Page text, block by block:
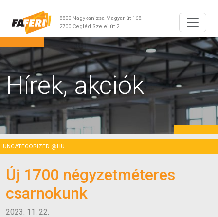
8800 Nagykanizsa Magyar út 168.
2700 Cegléd Szelei út 2.
Hírek, akciók
UNCATEGORIZED @HU
Új 1700 négyzetméteres
csarnokunk
2023. 11. 22.